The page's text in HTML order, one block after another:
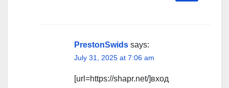
PrestonSwids says:
July 31, 2025 at 7:06 am
[url=https://shapr.net/]вход